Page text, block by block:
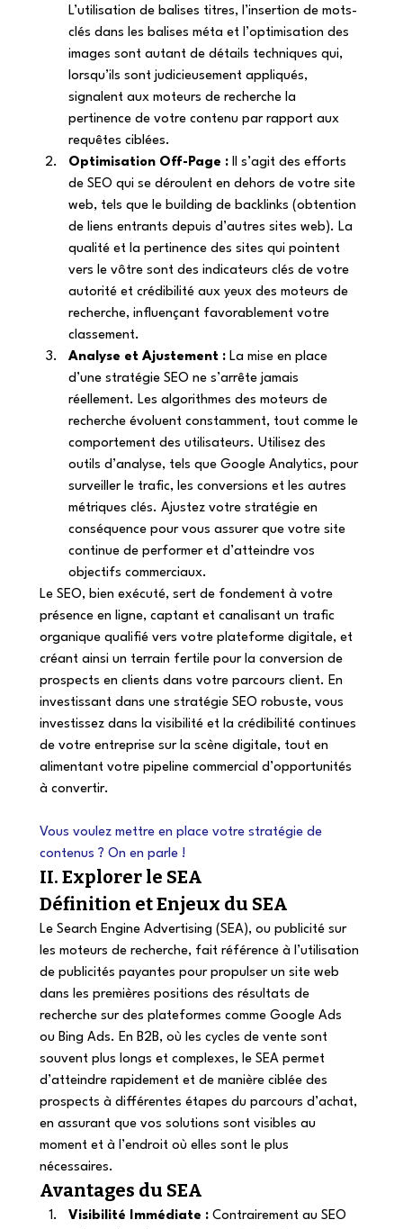
L’utilisation de balises titres, l’insertion de mots-
clés dans les balises méta et l’optimisation des
images sont autant de détails techniques qui,
lorsqu’ils sont judicieusement appliqués,
signalent aux moteurs de recherche la
pertinence de votre contenu par rapport aux
requêtes ciblées.
Optimisation Off-Page : Il s’agit des efforts
de SEO qui se déroulent en dehors de votre site
web, tels que le building de backlinks (obtention
de liens entrants depuis d’autres sites web). La
qualité et la pertinence des sites qui pointent
vers le vôtre sont des indicateurs clés de votre
autorité et crédibilité aux yeux des moteurs de
recherche, influençant favorablement votre
classement.
Analyse et Ajustement : La mise en place
d’une stratégie SEO ne s’arrête jamais
réellement. Les algorithmes des moteurs de
recherche évoluent constamment, tout comme le
comportement des utilisateurs. Utilisez des
outils d’analyse, tels que Google Analytics, pour
surveiller le trafic, les conversions et les autres
métriques clés. Ajustez votre stratégie en
conséquence pour vous assurer que votre site
continue de performer et d’atteindre vos
objectifs commerciaux.
Le SEO, bien exécuté, sert de fondement à votre
présence en ligne, captant et canalisant un trafic
organique qualifié vers votre plateforme digitale, et
créant ainsi un terrain fertile pour la conversion de
prospects en clients dans votre parcours client. En
investissant dans une stratégie SEO robuste, vous
investissez dans la visibilité et la crédibilité continues
de votre entreprise sur la scène digitale, tout en
alimentant votre pipeline commercial d’opportunités
à convertir.
Vous voulez mettre en place votre stratégie de
contenus ? On en parle !
II. Explorer le SEA
Définition et Enjeux du SEA
Le Search Engine Advertising (SEA), ou publicité sur
les moteurs de recherche, fait référence à l’utilisation
de publicités payantes pour propulser un site web
dans les premières positions des résultats de
recherche sur des plateformes comme Google Ads
ou Bing Ads. En B2B, où les cycles de vente sont
souvent plus longs et complexes, le SEA permet
d’atteindre rapidement et de manière ciblée des
prospects à différentes étapes du parcours d’achat,
en assurant que vos solutions sont visibles au
moment et à l’endroit où elles sont le plus
nécessaires.
Avantages du SEA
Visibilité Immédiate : Contrairement au SEO